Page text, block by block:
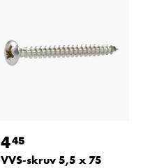
445
VVS-skruv 5,5 x 75